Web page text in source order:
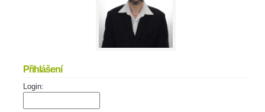
Přihlášení
Login: